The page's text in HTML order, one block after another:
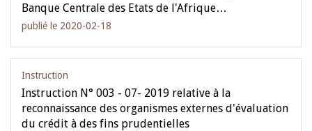
Banque Centrale des Etats de l'Afrique…
publié le 2020-02-18
Instruction
Instruction N° 003 - 07- 2019 relative à la
reconnaissance des organismes externes d'évaluation
du crédit à des fins prudentielles